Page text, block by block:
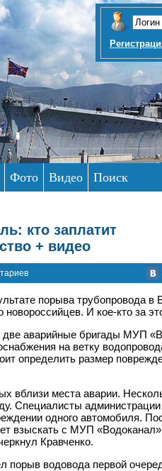
Фото Видео Поиск
кто заплатит
+ видео
порыва трубопровода в
И кое-кто за
аварийные бригады МУП
на ветку
определить размер
вблизи места аварии.
Специалисты
одного автомобиля.
взыскать с МУП «Водоканал»
Кравченко.
порыв водовода первой